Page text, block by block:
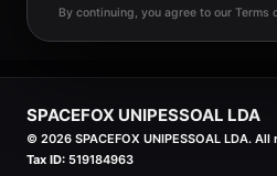
By continuing, you agree to our
SPACEFOX UNIPESSOAL LDA
© 2026 SPACEFOX UNIPESSOAL LDA.
Tax ID: 519184963